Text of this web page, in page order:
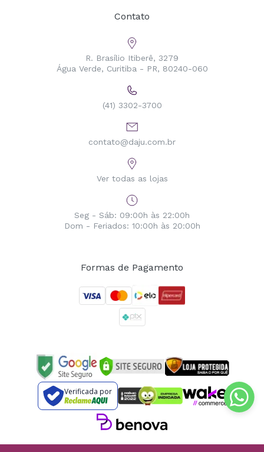
Contato
R. Brasílio Itiberê, 3279
Água Verde, Curitiba - PR, 80240-060
(41) 3302-3700
contato@daju.com.br
Ver todas as lojas
Seg - Sáb: 09:00h às 22:00h
Dom - Feriados: 10:00h às 20:00h
Formas de Pagamento
Verificada por